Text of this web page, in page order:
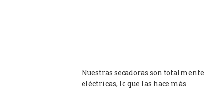
Nuestras secadoras son totalmente
eléctricas, lo que las hace más